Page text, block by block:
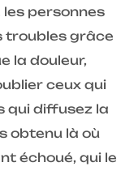
personnes
troubles grâce
la douleur,
ceux qui
qui diffusez la
obtenu là où
échoué, qui le